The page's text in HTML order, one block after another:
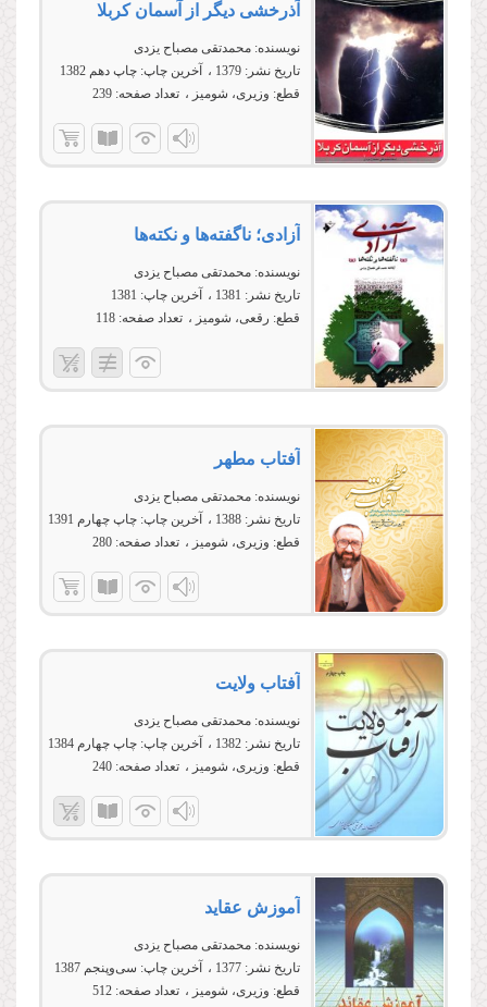
آذرخشى دیگر از آسمان كربلا
نویسنده: محمدتقی مصباح یزدی
تاریخ نشر: 1379 آخرین چاپ: چاپ دهم 1382
قطع: وزیری، شومیز تعداد صفحه: 239
آزادی؛ ناگفته‌ها و نکته‌ها
نویسنده: محمدتقی مصباح یزدی
تاریخ نشر: 1381 آخرین چاپ: 1381
قطع: رقعی، شومیز تعداد صفحه: 118
آفتاب مطهر
نویسنده: محمدتقی مصباح یزدی
تاریخ نشر: 1388 آخرین چاپ: چاپ چهارم 1391
قطع: وزیری، شومیز تعداد صفحه: 280
آفتاب ولایت‏
نویسنده: محمدتقی مصباح یزدی
تاریخ نشر: 1382 آخرین چاپ: چاپ چهارم 1384
قطع: وزیری، شومیز تعداد صفحه: 240
آموزش عقاید
نویسنده: محمدتقی مصباح یزدی
تاریخ نشر: 1377 آخرین چاپ: سی‌وپنجم 1387
قطع: وزیری، شومیز تعداد صفحه: 512